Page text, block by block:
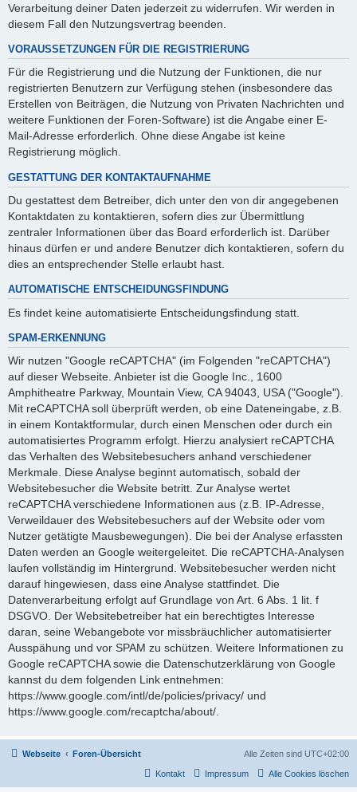
Verarbeitung deiner Daten jederzeit zu widerrufen. Wir werden in
diesem Fall den Nutzungsvertrag beenden.
VORAUSSETZUNGEN FÜR DIE REGISTRIERUNG
Für die Registrierung und die Nutzung der Funktionen, die nur
registrierten Benutzern zur Verfügung stehen (insbesondere das
Erstellen von Beiträgen, die Nutzung von Privaten Nachrichten und
weitere Funktionen der Foren-Software) ist die Angabe einer E-
Mail-Adresse erforderlich. Ohne diese Angabe ist keine
Registrierung möglich.
GESTATTUNG DER KONTAKTAUFNAHME
Du gestattest dem Betreiber, dich unter den von dir angegebenen
Kontaktdaten zu kontaktieren, sofern dies zur Übermittlung
zentraler Informationen über das Board erforderlich ist. Darüber
hinaus dürfen er und andere Benutzer dich kontaktieren, sofern du
dies an entsprechender Stelle erlaubt hast.
AUTOMATISCHE ENTSCHEIDUNGSFINDUNG
Es findet keine automatisierte Entscheidungsfindung statt.
SPAM-ERKENNUNG
Wir nutzen "Google reCAPTCHA" (im Folgenden "reCAPTCHA")
auf dieser Webseite. Anbieter ist die Google Inc., 1600
Amphitheatre Parkway, Mountain View, CA 94043, USA ("Google").
Mit reCAPTCHA soll überprüft werden, ob eine Dateneingabe, z.B.
in einem Kontaktformular, durch einen Menschen oder durch ein
automatisiertes Programm erfolgt. Hierzu analysiert reCAPTCHA
das Verhalten des Websitebesuchers anhand verschiedener
Merkmale. Diese Analyse beginnt automatisch, sobald der
Websitebesucher die Website betritt. Zur Analyse wertet
reCAPTCHA verschiedene Informationen aus (z.B. IP-Adresse,
Verweildauer des Websitebesuchers auf der Website oder vom
Nutzer getätigte Mausbewegungen). Die bei der Analyse erfassten
Daten werden an Google weitergeleitet. Die reCAPTCHA-Analysen
laufen vollständig im Hintergrund. Websitebesucher werden nicht
darauf hingewiesen, dass eine Analyse stattfindet. Die
Datenverarbeitung erfolgt auf Grundlage von Art. 6 Abs. 1 lit. f
DSGVO. Der Websitebetreiber hat ein berechtigtes Interesse
daran, seine Webangebote vor missbräuchlicher automatisierter
Ausspähung und vor SPAM zu schützen. Weitere Informationen zu
Google reCAPTCHA sowie die Datenschutzerklärung von Google
kannst du dem folgenden Link entnehmen:
https://www.google.com/intl/de/policies/privacy/ und
https://www.google.com/recaptcha/about/.
Webseite Foren-Übersicht Alle Zeiten sind UTC+02:00
Alle Cookies löschen
Impressum
Kontakt